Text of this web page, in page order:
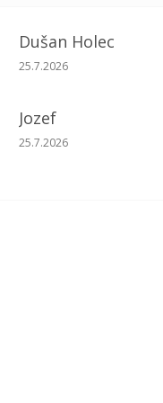
Dušan Holec
Hodnotenie obchodu je 5
25.7.2026
Jozef
Hodnotenie obchodu je 5
25.7.2026